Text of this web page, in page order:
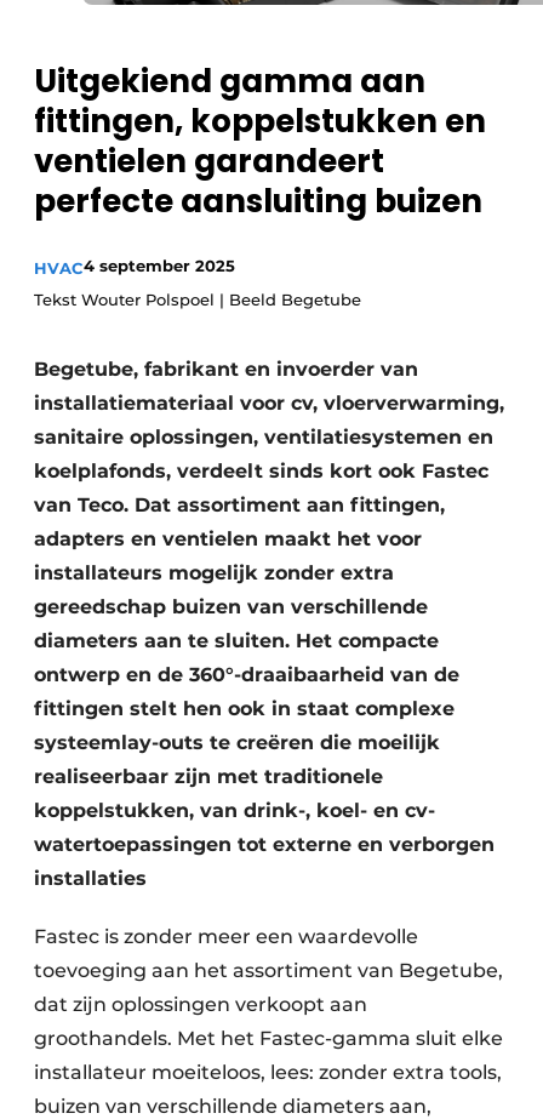
Vacatures
Video’s
Binnenklimaat
Brandbeveiliging
Warmtepompen
Uitgekiend gamma aan
fittingen, koppelstukken en
ventielen garandeert
perfecte aansluiting buizen
HVAC4 september 2025
Tekst Wouter Polspoel | Beeld Begetube
Begetube, fabrikant en invoerder van
installatiemateriaal voor cv, vloerverwarming,
sanitaire oplossingen, ventilatiesystemen en
koelplafonds, verdeelt sinds kort ook Fastec
van Teco. Dat assortiment aan fittingen,
adapters en ventielen maakt het voor
installateurs mogelijk zonder extra
gereedschap buizen van verschillende
diameters aan te sluiten. Het compacte
ontwerp en de 360°-draaibaarheid van de
fittingen stelt hen ook in staat complexe
systeemlay-outs te creëren die moeilijk
realiseerbaar zijn met traditionele
koppelstukken, van drink-, koel- en cv-
watertoepassingen tot externe en verborgen
installaties
Fastec is zonder meer een waardevolle
toevoeging aan het assortiment van Begetube,
dat zijn oplossingen verkoopt aan
groothandels. Met het Fastec-gamma sluit elke
installateur moeiteloos, lees: zonder extra tools,
buizen van verschillende diameters aan,